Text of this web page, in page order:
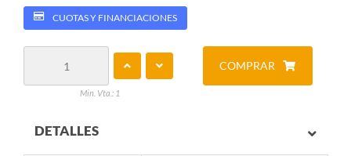
CUOTAS Y FINANCIACIONES
Min. Vta.: 1
COMPRAR
DETALLES